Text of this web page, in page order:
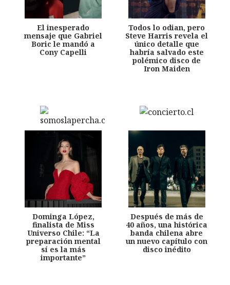
El inesperado
mensaje que Gabriel
Boric le mandó a
Cony Capelli
Todos lo odian, pero
Steve Harris revela el
único detalle que
habría salvado este
polémico disco de
Iron Maiden
Dominga López,
finalista de Miss
Universo Chile: “La
preparación mental
sí es la más
importante”
Después de más de
40 años, una histórica
banda chilena abre
un nuevo capítulo con
disco inédito